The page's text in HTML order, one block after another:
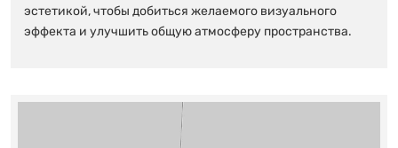
эстетикой, чтобы добиться желаемого визуального
эффекта и улучшить общую атмосферу пространства.